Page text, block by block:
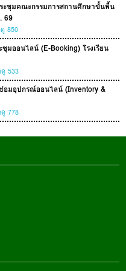
ะชุมคณะกรรมการสถานศึกษาขั้นพื้น
69
850
มออนไลน์ (E-Booking) โรงเรียน
ดู 533
มอุปกรณ์ออนไลน์ (Inventory &
ดู 778